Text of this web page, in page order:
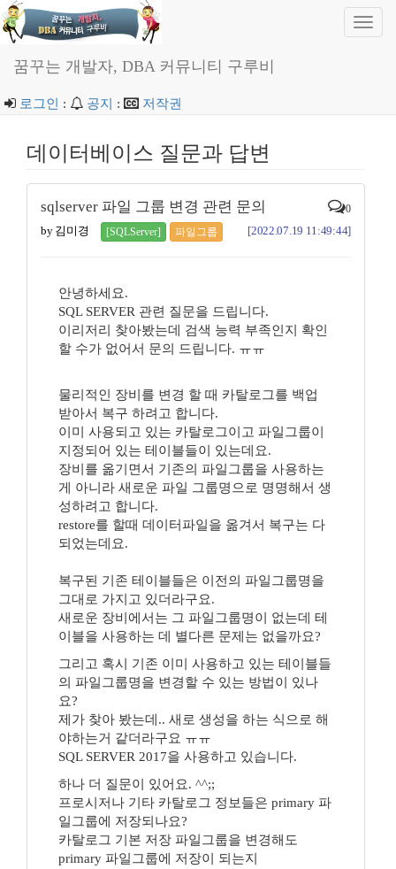
꿈꾸는 개발자, DBA 커뮤니티 구루비
로그인 : 공지 : 저작권
데이터베이스 질문과 답변
sqlserver 파일 그룹 변경 관련 문의 0
by 김미경 [SQLServer] 파일그룹 [2022.07.19 11:49:44]
안녕하세요.
SQL SERVER 관련 질문을 드립니다.
이리저리 찾아봤는데 검색 능력 부족인지 확인
할 수가 없어서 문의 드립니다. ㅠㅠ
물리적인 장비를 변경 할 때 카탈로그를 백업
받아서 복구 하려고 합니다.
이미 사용되고 있는 카탈로그이고 파일그룹이
지정되어 있는 테이블들이 있는데요.
장비를 옮기면서 기존의 파일그룹을 사용하는
게 아니라 새로운 파일 그룹명으로 명명해서 생
성하려고 합니다.
restore를 할때 데이터파일을 옮겨서 복구는 다
되었는데요.
복구된 기존 테이블들은 이전의 파일그룹명을
그대로 가지고 있더라구요.
새로운 장비에서는 그 파일그룹명이 없는데 테
이블을 사용하는 데 별다른 문제는 없을까요?
그리고 혹시 기존 이미 사용하고 있는 테이블들
의 파일그룹명을 변경할 수 있는 방법이 있나
요?
제가 찾아 봤는데.. 새로 생성을 하는 식으로 해
야하는거 같더라구요 ㅠㅠ
SQL SERVER 2017을 사용하고 있습니다.
하나 더 질문이 있어요. ^^;;
프로시저나 기타 카탈로그 정보들은 primary 파
일그룹에 저장되나요?
카탈로그 기본 저장 파일그룹을 변경해도
primary 파일그룹에 저장이 되는지